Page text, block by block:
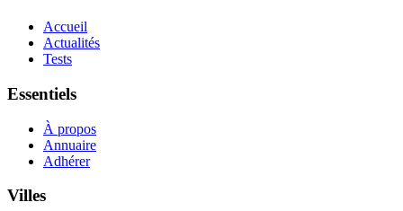
Accueil
Actualités
Tests
Essentiels
À propos
Annuaire
Adhérer
Villes